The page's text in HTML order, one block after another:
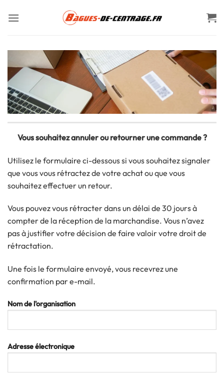
Vous souhaitez annuler ou retourner une commande ?
Utilisez le formulaire ci-dessous si vous souhaitez signaler
que vous vous rétractez de votre achat ou que vous
souhaitez effectuer un retour.
Vous pouvez vous rétracter dans un délai de 30 jours à
compter de la réception de la marchandise. Vous n’avez
pas à justifier votre décision de faire valoir votre droit de
rétractation.
Une fois le formulaire envoyé, vous recevrez une
confirmation par e-mail.
Nom de l'organisation
Adresse électronique